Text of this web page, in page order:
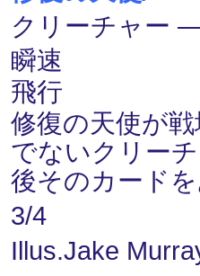
クリーチャー
瞬速
飛行
修復の天使が
でないクリー
後そのカード
3/4
Illus.Jake